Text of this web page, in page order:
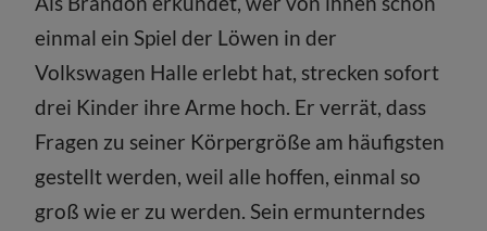
einmal ein Spiel der Löwen in der
Volkswagen Halle erlebt hat, strecken sofort
drei Kinder ihre Arme hoch. Er verrät, dass
Fragen zu seiner Körpergröße am häufigsten
gestellt werden, weil alle hoffen, einmal so
groß wie er zu werden. Sein ermunterndes